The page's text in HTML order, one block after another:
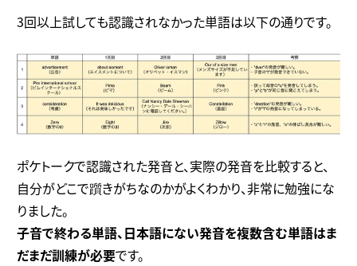
3回以上試しても認識されなかった単語は以下の通りです。
ポケトークで認識された発音と、実際の発音を比較すると、
自分がどこで躓きがちなのかがよくわかり、非常に勉強にな
りました。
子音で終わる単語、日本語にない発音を複数含む単語はま
だまだ訓練が必要です。